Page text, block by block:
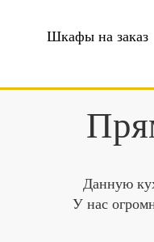
Шкафы на заказ
Данную
У нас